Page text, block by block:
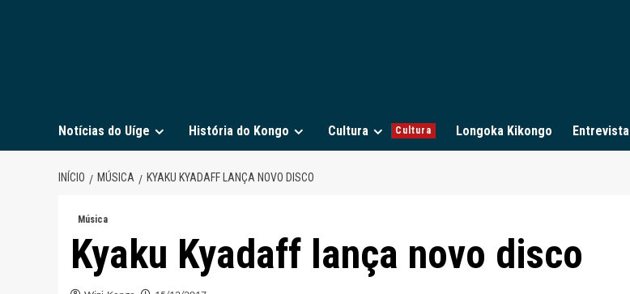
Notícias do Uíge História do Kongo Cultura Cultura Longoka Kikongo Entrevista
INÍCIO MÚSICA KYAKU KYADAFF LANÇA NOVO DISCO
Música
Kyaku Kyadaff lança novo disco